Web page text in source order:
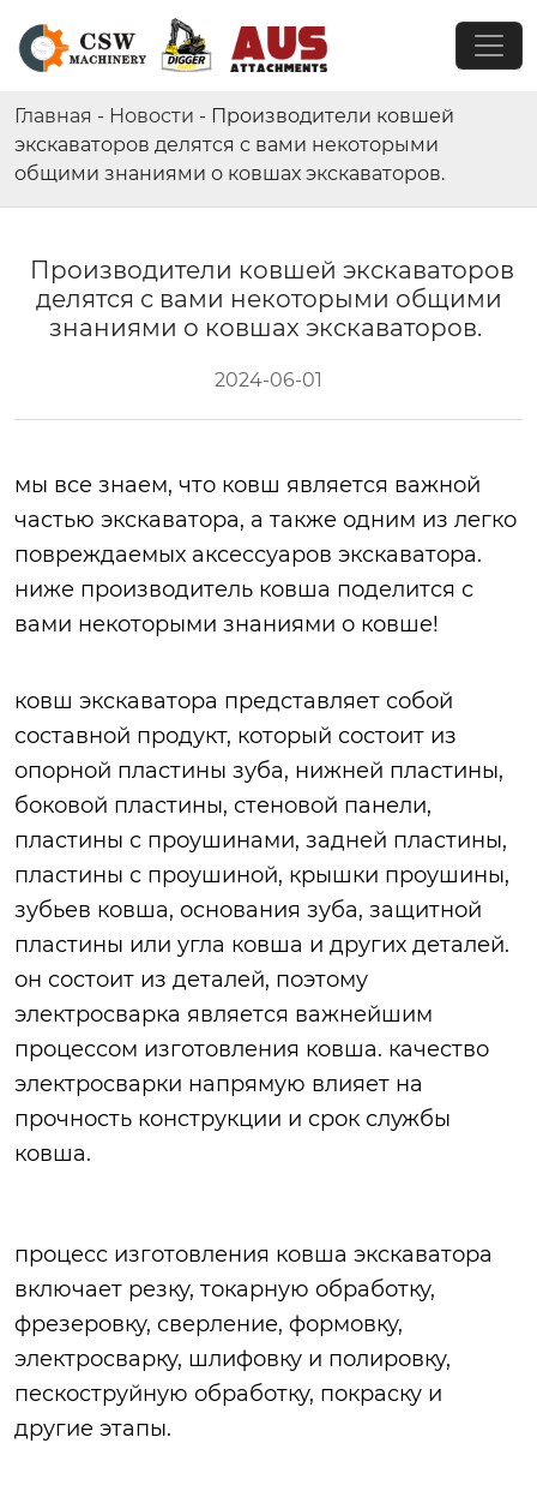
Главная - Новости - Производители ковшей
экскаваторов делятся с вами некоторыми
общими знаниями о ковшах экскаваторов.
Производители ковшей экскаваторов
делятся с вами некоторыми общими
знаниями о ковшах экскаваторов.
2024-06-01
мы все знаем, что ковш является важной
частью экскаватора, а также одним из легко
повреждаемых аксессуаров экскаватора.
ниже производитель ковша поделится с
вами некоторыми знаниями о ковше!
ковш экскаватора представляет собой
составной продукт, который состоит из
опорной пластины зуба, нижней пластины,
боковой пластины, стеновой панели,
пластины с проушинами, задней пластины,
пластины с проушиной, крышки проушины,
зубьев ковша, основания зуба, защитной
пластины или угла ковша и других деталей.
он состоит из деталей, поэтому
электросварка является важнейшим
процессом изготовления ковша. качество
электросварки напрямую влияет на
прочность конструкции и срок службы
ковша.
процесс изготовления ковша экскаватора
включает резку, токарную обработку,
фрезеровку, сверление, формовку,
электросварку, шлифовку и полировку,
пескоструйную обработку, покраску и
другие этапы.